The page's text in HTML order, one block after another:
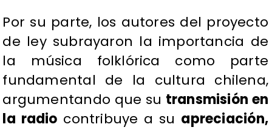
Por su parte, los autores del proyecto
de ley subrayaron la importancia de
la música folklórica como parte
fundamental de la cultura chilena,
argumentando que su transmisión en
la radio contribuye a su apreciación,